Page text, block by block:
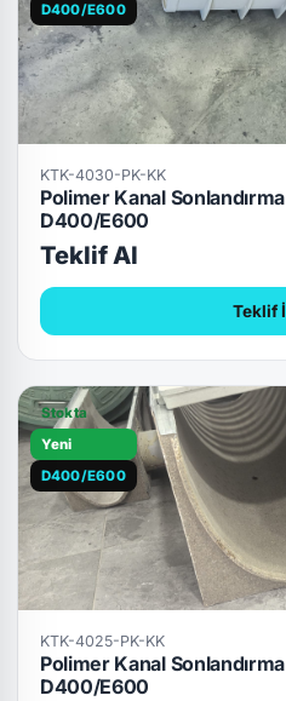
D400/E600
KTK-4030-PK-KK
Polimer Kanal
D400/E600
Teklif Al
Teklif
Stokta
Yeni
D400/E600
KTK-4025-PK-KK
Polimer Kanal
D400/E600